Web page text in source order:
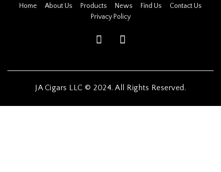
Home About Us Products News Find Us
Contact Us
Privacy Policy
JA Cigars LLC © 2024. All Rights Reserved.